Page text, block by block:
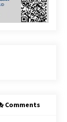
Comments